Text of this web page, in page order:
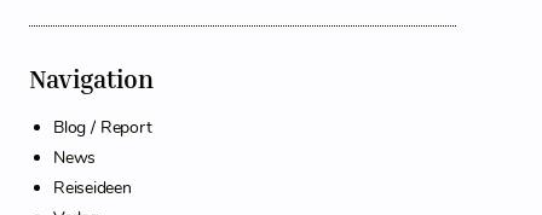
Navigation
Blog / Report
News
Reiseideen